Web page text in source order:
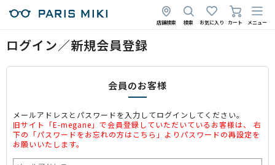
店舗検索 検索 お気に入り カート メニュー
ログイン／新規会員登録
会員のお客様
メールアドレスとパスワードを入力してログインしてください。
旧サイト「E-megane」で会員登録していただいているお客様は、 右
下の「パスワードをお忘れの方はこちら」よりパスワードの再設定を
お願いいたします。